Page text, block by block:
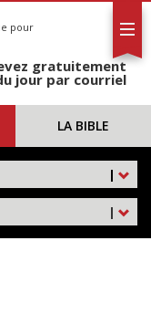
pour
gratuitement
jour par courriel
LA BIBLE
|
|